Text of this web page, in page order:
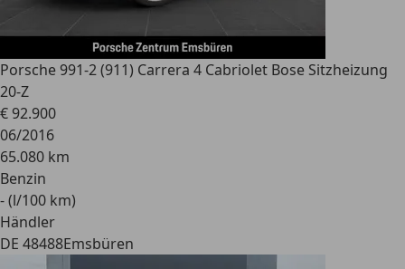
Porsche 991-2 (911) Carrera 4 Cabriolet Bose Sitzheizung
20-Z
€ 92.900
06/2016
65.080 km
Benzin
- (l/100 km)
Händler
DE 48488Emsbüren